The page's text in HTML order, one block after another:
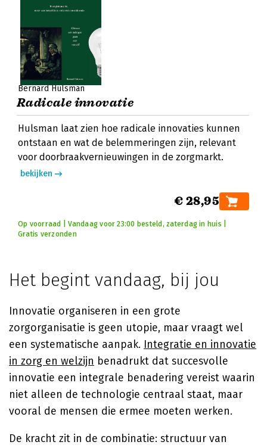
Bernard Hulsman
Radicale innovatie
Hulsman laat zien hoe radicale innovaties kunnen
ontstaan en wat de belemmeringen zijn, relevant
voor doorbraakvernieuwingen in de zorgmarkt.
bekijken
€ 28,95
Op voorraad | Vandaag voor 23:00 besteld, zaterdag in huis |
Gratis verzonden
Het begint vandaag, bij jou
Innovatie organiseren in een grote
zorgorganisatie is geen utopie, maar vraagt wel
een systematische aanpak. Integratie en innovatie
in zorg en welzijn benadrukt dat succesvolle
innovatie een integrale benadering vereist waarin
niet alleen de technologie centraal staat, maar
vooral de mensen die ermee moeten werken.
De kracht zit in de combinatie: structuur van